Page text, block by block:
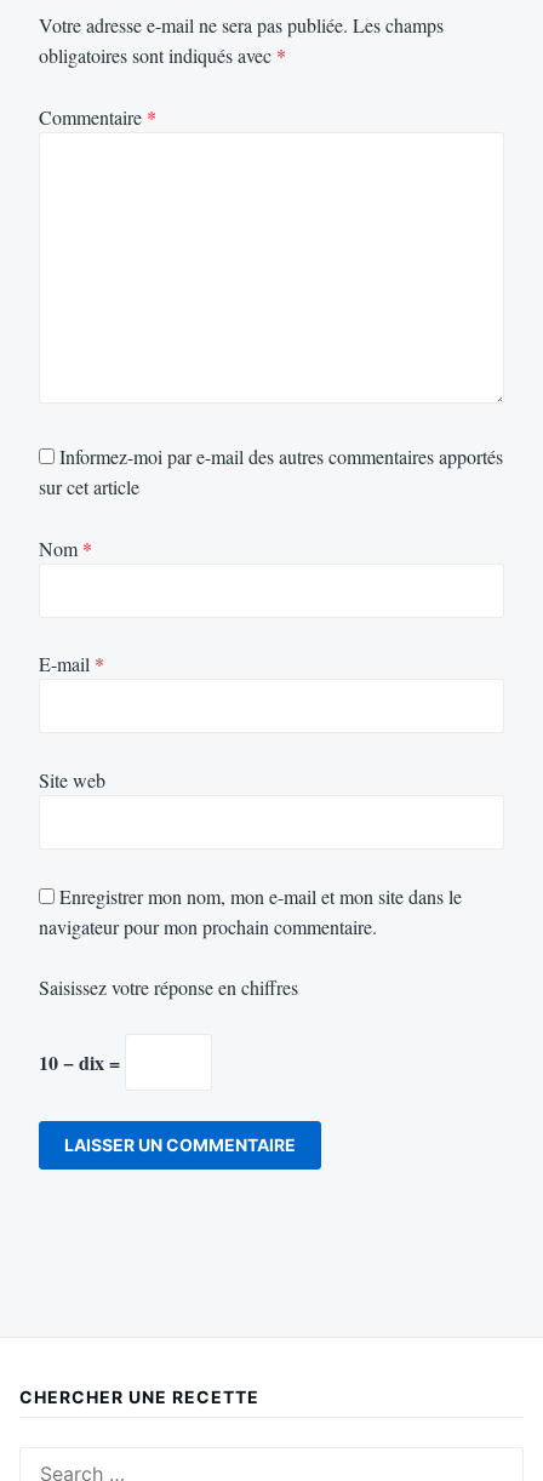
Votre adresse e-mail ne sera pas publiée. Les champs
obligatoires sont indiqués avec *
Commentaire *
Informez-moi par e-mail des autres commentaires apportés
sur cet article
Nom *
E-mail *
Site web
Enregistrer mon nom, mon e-mail et mon site dans le
navigateur pour mon prochain commentaire.
Saisissez votre réponse en chiffres
10 − dix =
CHERCHER UNE RECETTE